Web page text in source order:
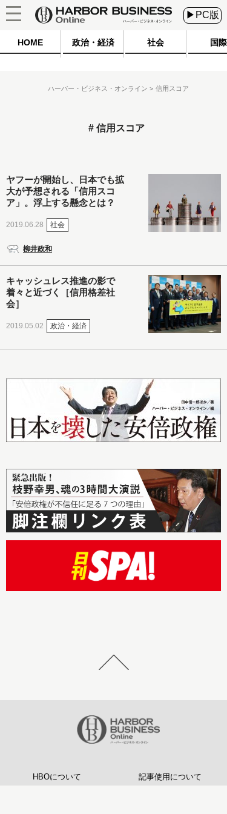
▶PC版
HOME 政治・経済 社会 国際
ハーバー・ビジネス・オンライン 信用スコア
信用スコア
ヤフーが開始し、日本でも拡
大が予想される「信用スコ
ア」。浮上する懸念とは？
2019.06.28 社会
柳井政和
キャッシュレス推進の影で
着々と近づく［信用格差社
会］
2019.05.02 政治・経済
HBOについて 記事使用について